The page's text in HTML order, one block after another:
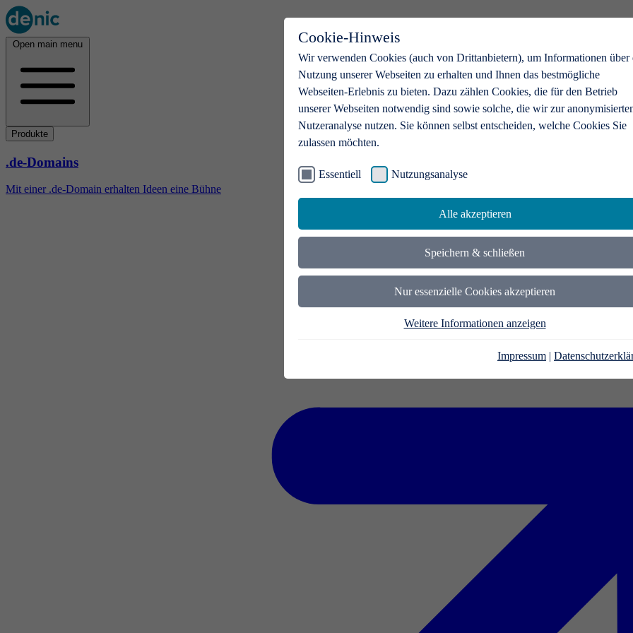
Cookie-Hinweis
Wir verwenden Cookies (auch von Drittanbietern), um Informationen über
Nutzung unserer Webseiten zu erhalten und Ihnen das bestmögliche
Webseiten-Erlebnis zu bieten. Dazu zählen Cookies, die für den Betrieb
unserer Webseiten notwendig sind sowie solche, die wir zur
Nutzeranalyse nutzen. Sie können selbst entscheiden, welche Cookies Sie
zulassen möchten.
Essentiell Nutzungsanalyse
Alle akzeptieren
Speichern & schließen
Nur essenzielle Cookies akzeptieren
Weitere Informationen anzeigen
Impressum |
Open main menu
Produkte
.de-Domains
Mit einer .de-Domain erhalten Ideen eine Bühne